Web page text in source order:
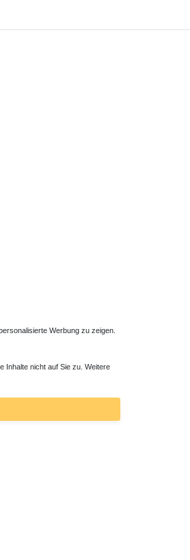
110 x 90 x 2 cm
Werbung zu zeigen.
Inhalte nicht auf Sie zu. Weitere